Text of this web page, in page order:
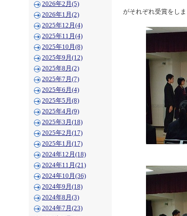
2026年2月(5)
2026年1月(2)
2025年12月(4)
2025年11月(4)
2025年10月(8)
2025年9月(12)
2025年8月(2)
2025年7月(7)
2025年6月(4)
2025年5月(8)
2025年4月(9)
2025年3月(18)
2025年2月(17)
2025年1月(17)
2024年12月(18)
2024年11月(21)
2024年10月(36)
2024年9月(18)
2024年8月(3)
2024年7月(23)
がそれぞれ受賞をしま